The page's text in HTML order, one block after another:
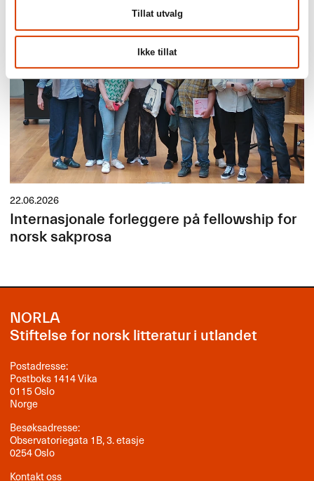
Tillat utvalg
Ikke tillat
22.06.2026
Internasjonale forleggere på fellowship for
norsk sakprosa
NORLA
Stiftelse for norsk litteratur i utlandet
Postadresse:
Postboks 1414 Vika
0115 Oslo
Norge
Besøksadresse:
Observatoriegata 1B, 3. etasje
0254 Oslo
Kontakt oss